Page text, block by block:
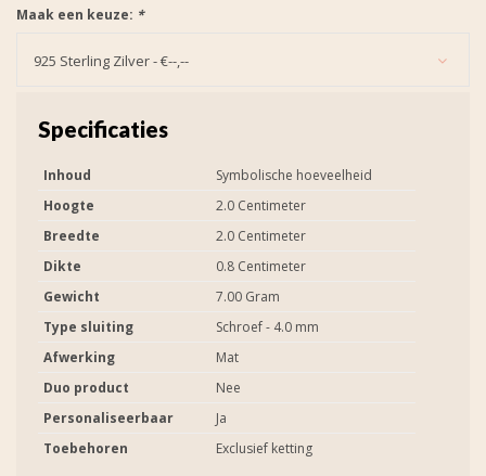
Maak een keuze: *
925 Sterling Zilver - €--,--
Specificaties
Inhoud
Symbolische hoeveelheid
Hoogte
2.0 Centimeter
Breedte
2.0 Centimeter
Dikte
0.8 Centimeter
Gewicht
7.00 Gram
Type sluiting
Schroef - 4.0 mm
Afwerking
Mat
Duo product
Nee
Personaliseerbaar
Ja
Toebehoren
Exclusief ketting